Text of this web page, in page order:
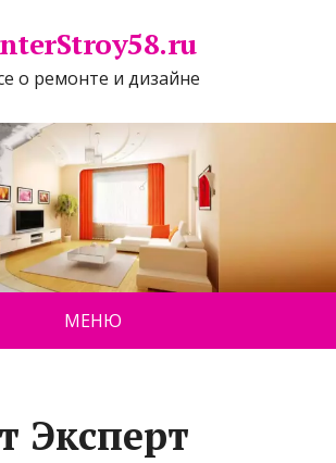
о ремонте и дизайне
МЕНЮ
Эксперт